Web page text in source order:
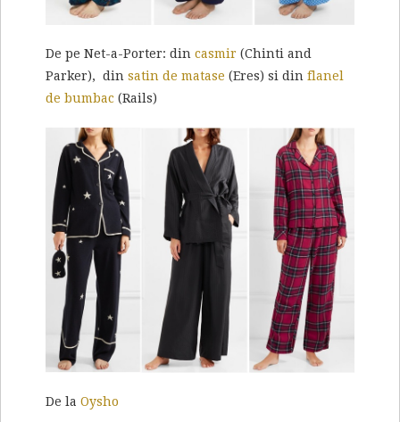
De pe Net-a-Porter: din casmir (Chinti and
Parker), din satin de matase (Eres) si din flanel
de bumbac (Rails)
De la Oysho